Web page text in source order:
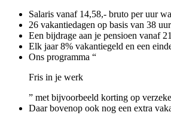
Salaris vanaf 14,58,- bruto per uur
26 vakantiedagen op basis van 38
Een bijdrage aan je pensioen vanaf
Elk jaar 8% vakantiegeld en een
Ons programma “
Fris in je werk
” met bijvoorbeeld korting op
Daar bovenop ook nog een extra